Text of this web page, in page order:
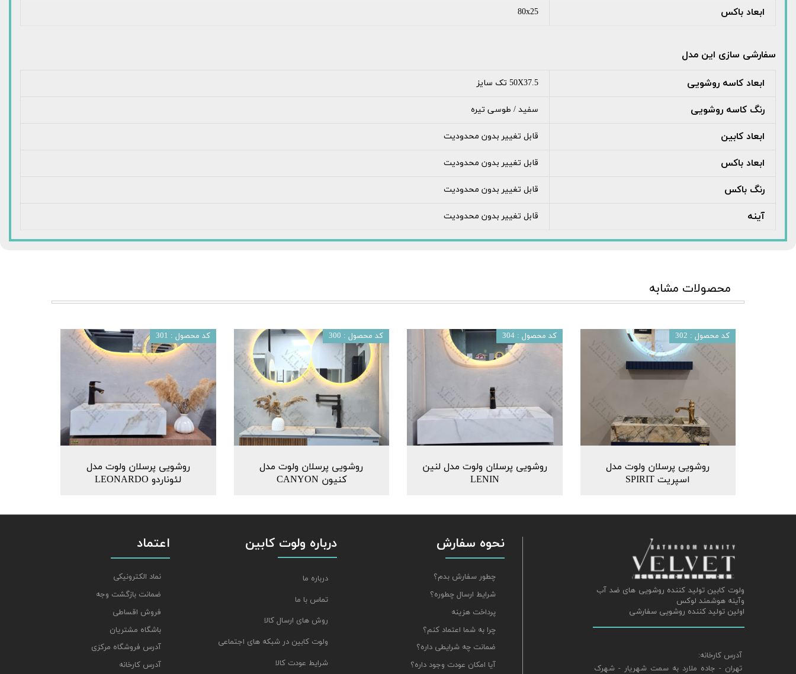
ابعاد باکس 80x25
سفارشی سازی این مدل
ابعاد کاسه روشویی 50X37.5 تک سایز
رنگ کاسه روشویی سفید / طوسی تیره
ابعاد کابین قابل تغییر بدون محدودیت
ابعاد باکس قابل تغییر بدون محدودیت
رنگ باکس قابل تغییر بدون محدودیت
آینه قابل تغییر بدون محدودیت
محصولات مشابه
روشویی پرسلان ولوت مدل
اسپریت SPIRIT
کد محصول : 302
روشویی پرسلان ولوت مدل لنین
LENIN
کد محصول : 304
روشویی پرسلان ولوت مدل
کنیون CANYON
کد محصول : 300
روشویی پرسلان ولوت مدل
لئوناردو LEONARDO
کد محصول : 301
ولوت کابین تولید کننده روشویی های ضد آب
وآینه هوشمند لوکس
اولین تولید کننده روشویی سفارشی
آدرس کارخانه:
تهران - جاده ملارد به سمت شهریار - شهرک
نحوه سفارش
چطور سفارش بدم؟
شرایط ارسال چطوره؟
پرداخت هزینه
چرا به شما اعتماد کنم؟
ضمانت چه شرایطی داره؟
آیا امکان عودت وجود داره؟
اعتماد
نماد الکترونیکی
ضمانت بازگشت وجه
فروش اقساطی
باشگاه مشتریان
آدرس فروشگاه مرکزی
آدرس کارخانه
درباره ولوت کابین
درباره ما
تماس با ما
روش های ارسال کالا
ولوت کابین در شبکه های اجتماعی
شرایط عودت کالا